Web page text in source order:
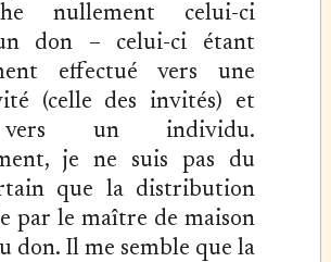
nullement celui-ci
don – celui-ci étant
effectué vers une
(celle des invités) et
un individu.
je ne suis pas du
que la distribution
par le maître de maison
don. Il me semble que la